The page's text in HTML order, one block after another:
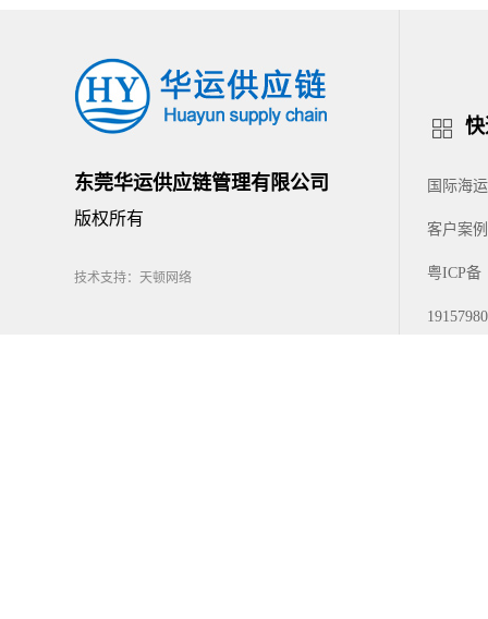
东莞华运供应链管理有限公司
版权所有
技术支持：天顿网络
国际海运
客户案例
粤ICP备